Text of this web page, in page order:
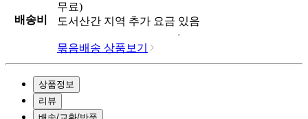
배송비
무료)
도서산간 지역 추가 요금 있음
묶음배송 상품보기
상품정보
리뷰